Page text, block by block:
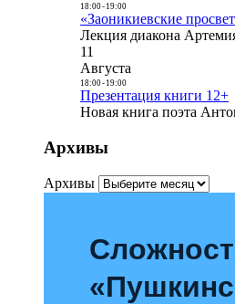
18:00- 19:00
«Заоникиевские
Лекция диакона
11
Августа
18:00- 19:00
Презентация книги 12+
Новая книга поэта
Архивы
Архивы